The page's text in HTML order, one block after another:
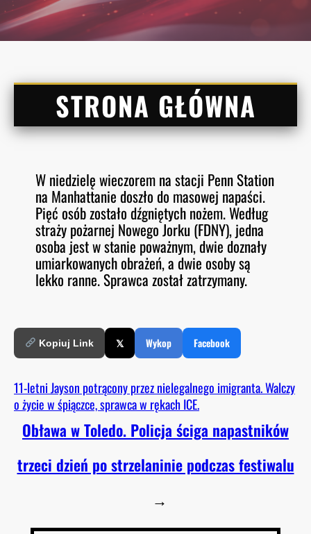
STRONA GŁÓWNA
W niedzielę wieczorem na stacji Penn Station
na Manhattanie doszło do masowej napaści.
Pięć osób zostało dźgniętych nożem. Według
straży pożarnej Nowego Jorku (FDNY), jedna
osoba jest w stanie poważnym, dwie doznały
umiarkowanych obrażeń, a dwie osoby są
lekko ranne. Sprawca został zatrzymany.
Kopiuj Link 𝕏 Wykop Facebook
11-letni Jayson potrącony przez nielegalnego imigranta. Walczy
o życie w śpiączce, sprawca w rękach ICE.
Obława w Toledo. Policja ściga napastników
trzeci dzień po strzelaninie podczas festiwalu
→